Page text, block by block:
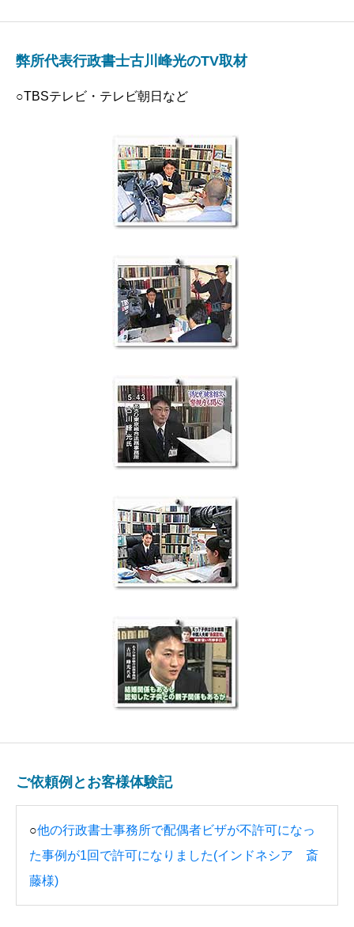
弊所代表行政書士古川峰光のTV取材
○TBSテレビ・テレビ朝日など
ご依頼例とお客様体験記
○他の行政書士事務所で配偶者ビザが不許可になっ
た事例が1回で許可になりました(インドネシア 斎
藤様)